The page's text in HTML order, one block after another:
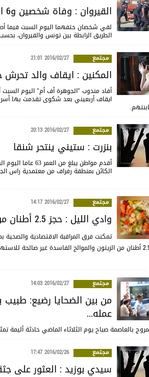
القيروان : وفاة شخصين و6 اصابات في حادث مرور
الطريق الرابطة بين تونس والقيروان،
مجتمع 2016/02/27 21:01
المكنين : ايقاف والد
أفاد مندوب "الجوهرة أف أم" اليوم
ايقاف أربعيني بعد شكوى تقدمت بها
مجتمع 2016/02/27 20:13
بنزرت : ستيني ينتحر شنقا
أقدم مواطن يبلغ
الكائن بمنطقة رفراف من معتمدية راس
مجتمع 2016/02/27 14:17
وادي الليل : حجز 2.5 أطنان من الزيتون والموالح الفاسدة
تمكنت فرق المراقبة الاقتصادية
الوطني من حجز 2.5 أطنان من الزيتون والموالح الفاسدة غير
مجتمع 2016/02/27 14:03
من بين الضحايا رضيع: طبيب
عمله...
بالعاصمة صباح يوم الثلاثاء الماضي حادثة أليمة
مجتمع 2016/02/26 17:47
سيدي بوزيد : العثور على